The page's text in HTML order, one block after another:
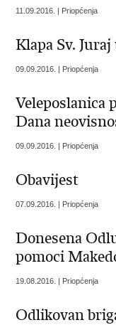
11.09.2016. | Priopćenja
Klapa Sv.
09.09.2016. | Priopćenja
Veleposlanica
Dana
09.09.2016. | Priopćenja
Obavijest
07.09.2016. | Priopćenja
Donesena
pomoci
19.08.2016. | Priopćenja
Odlikovan